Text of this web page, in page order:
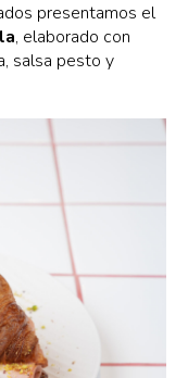
presentamos el
, elaborado con
salsa pesto y